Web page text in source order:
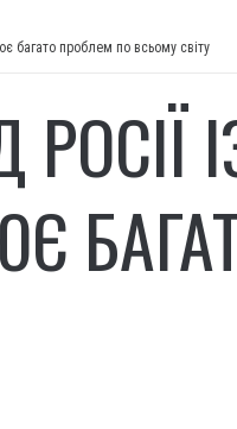
багато проблем по всьому світу